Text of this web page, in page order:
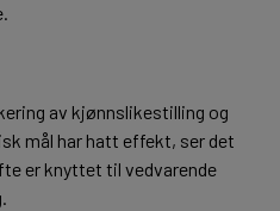
av kjønnslikestilling og
mål har hatt effekt, ser det
er knyttet til vedvarende